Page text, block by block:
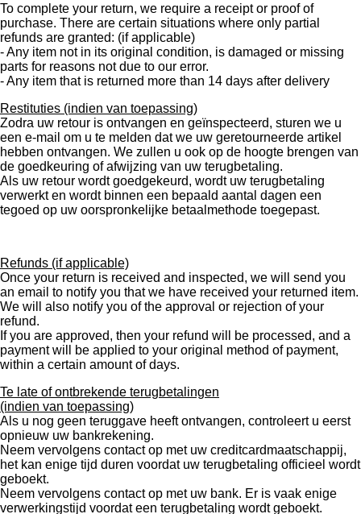
To complete your return, we require a receipt or proof of
purchase. There are certain situations where only partial
refunds are granted: (if applicable)
- Any item not in its original condition, is damaged or missing
parts for reasons not due to our error.
- Any item that is returned more than 14 days after delivery
Restituties (indien van toepassing)
Zodra uw retour is ontvangen en geïnspecteerd, sturen we u
een e-mail om u te melden dat we uw geretourneerde artikel
hebben ontvangen. We zullen u ook op de hoogte brengen van
de goedkeuring of afwijzing van uw terugbetaling.
Als uw retour wordt goedgekeurd, wordt uw terugbetaling
verwerkt en wordt binnen een bepaald aantal dagen een
tegoed op uw oorspronkelijke betaalmethode toegepast.
Refunds (if applicable)
Once your return is received and inspected, we will send you
an email to notify you that we have received your returned item.
We will also notify you of the approval or rejection of your
refund.
If you are approved, then your refund will be processed, and a
payment will be applied to your original method of payment,
within a certain amount of days.
Te late of ontbrekende terugbetalingen
(indien van toepassing)
Als u nog geen teruggave heeft ontvangen, controleert u eerst
opnieuw uw bankrekening.
Neem vervolgens contact op met uw creditcardmaatschappij,
het kan enige tijd duren voordat uw terugbetaling officieel wordt
geboekt.
Neem vervolgens contact op met uw bank. Er is vaak enige
verwerkingstijd voordat een terugbetaling wordt geboekt.